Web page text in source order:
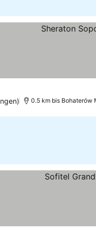
0.5 km bis Bohaterów